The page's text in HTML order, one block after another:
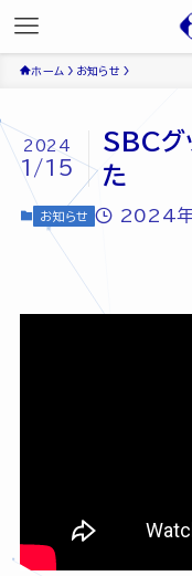
ホーム お知らせ
SBCグ
た
2024
1/15
お知らせ 2024